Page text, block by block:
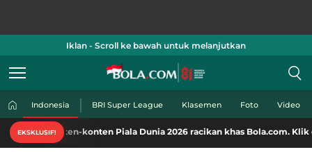
Iklan - Scroll ke bawah untuk melanjutkan
Indonesia BRI Super League Klasemen Foto Video
EKSKLUSIF!
konten Piala Dunia 2026 racikan khas Bola.com. Klik di sini!